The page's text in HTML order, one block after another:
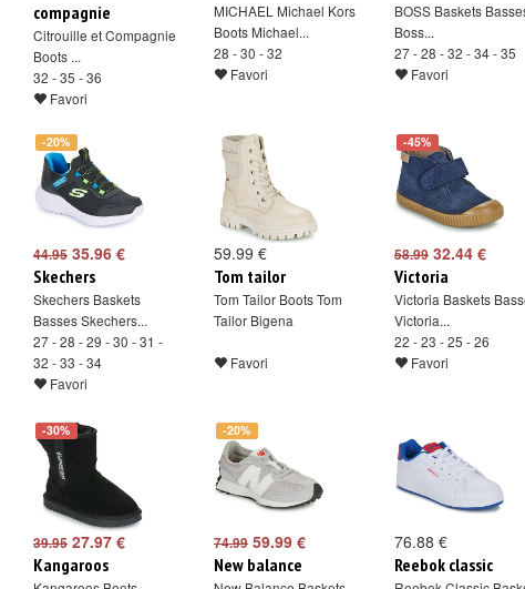
compagnie
Citrouille et Compagnie
Boots ...
32 - 35 - 36
Favori
MICHAEL Michael Kors
Boots Michael...
28 - 30 - 32
Favori
BOSS Baskets
Boss...
27 - 28 - 32 - 34 - 35
Favori
-20%
44.95 35.96 €
Skechers
Skechers Baskets
Basses Skechers...
27 - 28 - 29 - 30 - 31 -
32 - 33 - 34
Favori
59.99 €
Tom tailor
Tom Tailor Boots Tom
Tailor Bigena
Favori
-45%
58.99 32.44 €
Victoria
Victoria Baskets
Victoria...
22 - 23 - 25 - 26
Favori
-30%
39.95 27.97 €
Kangaroos
-20%
74.99 59.99 €
New balance
76.88 €
Reebok classic